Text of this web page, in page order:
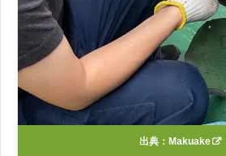
出典： Makuake